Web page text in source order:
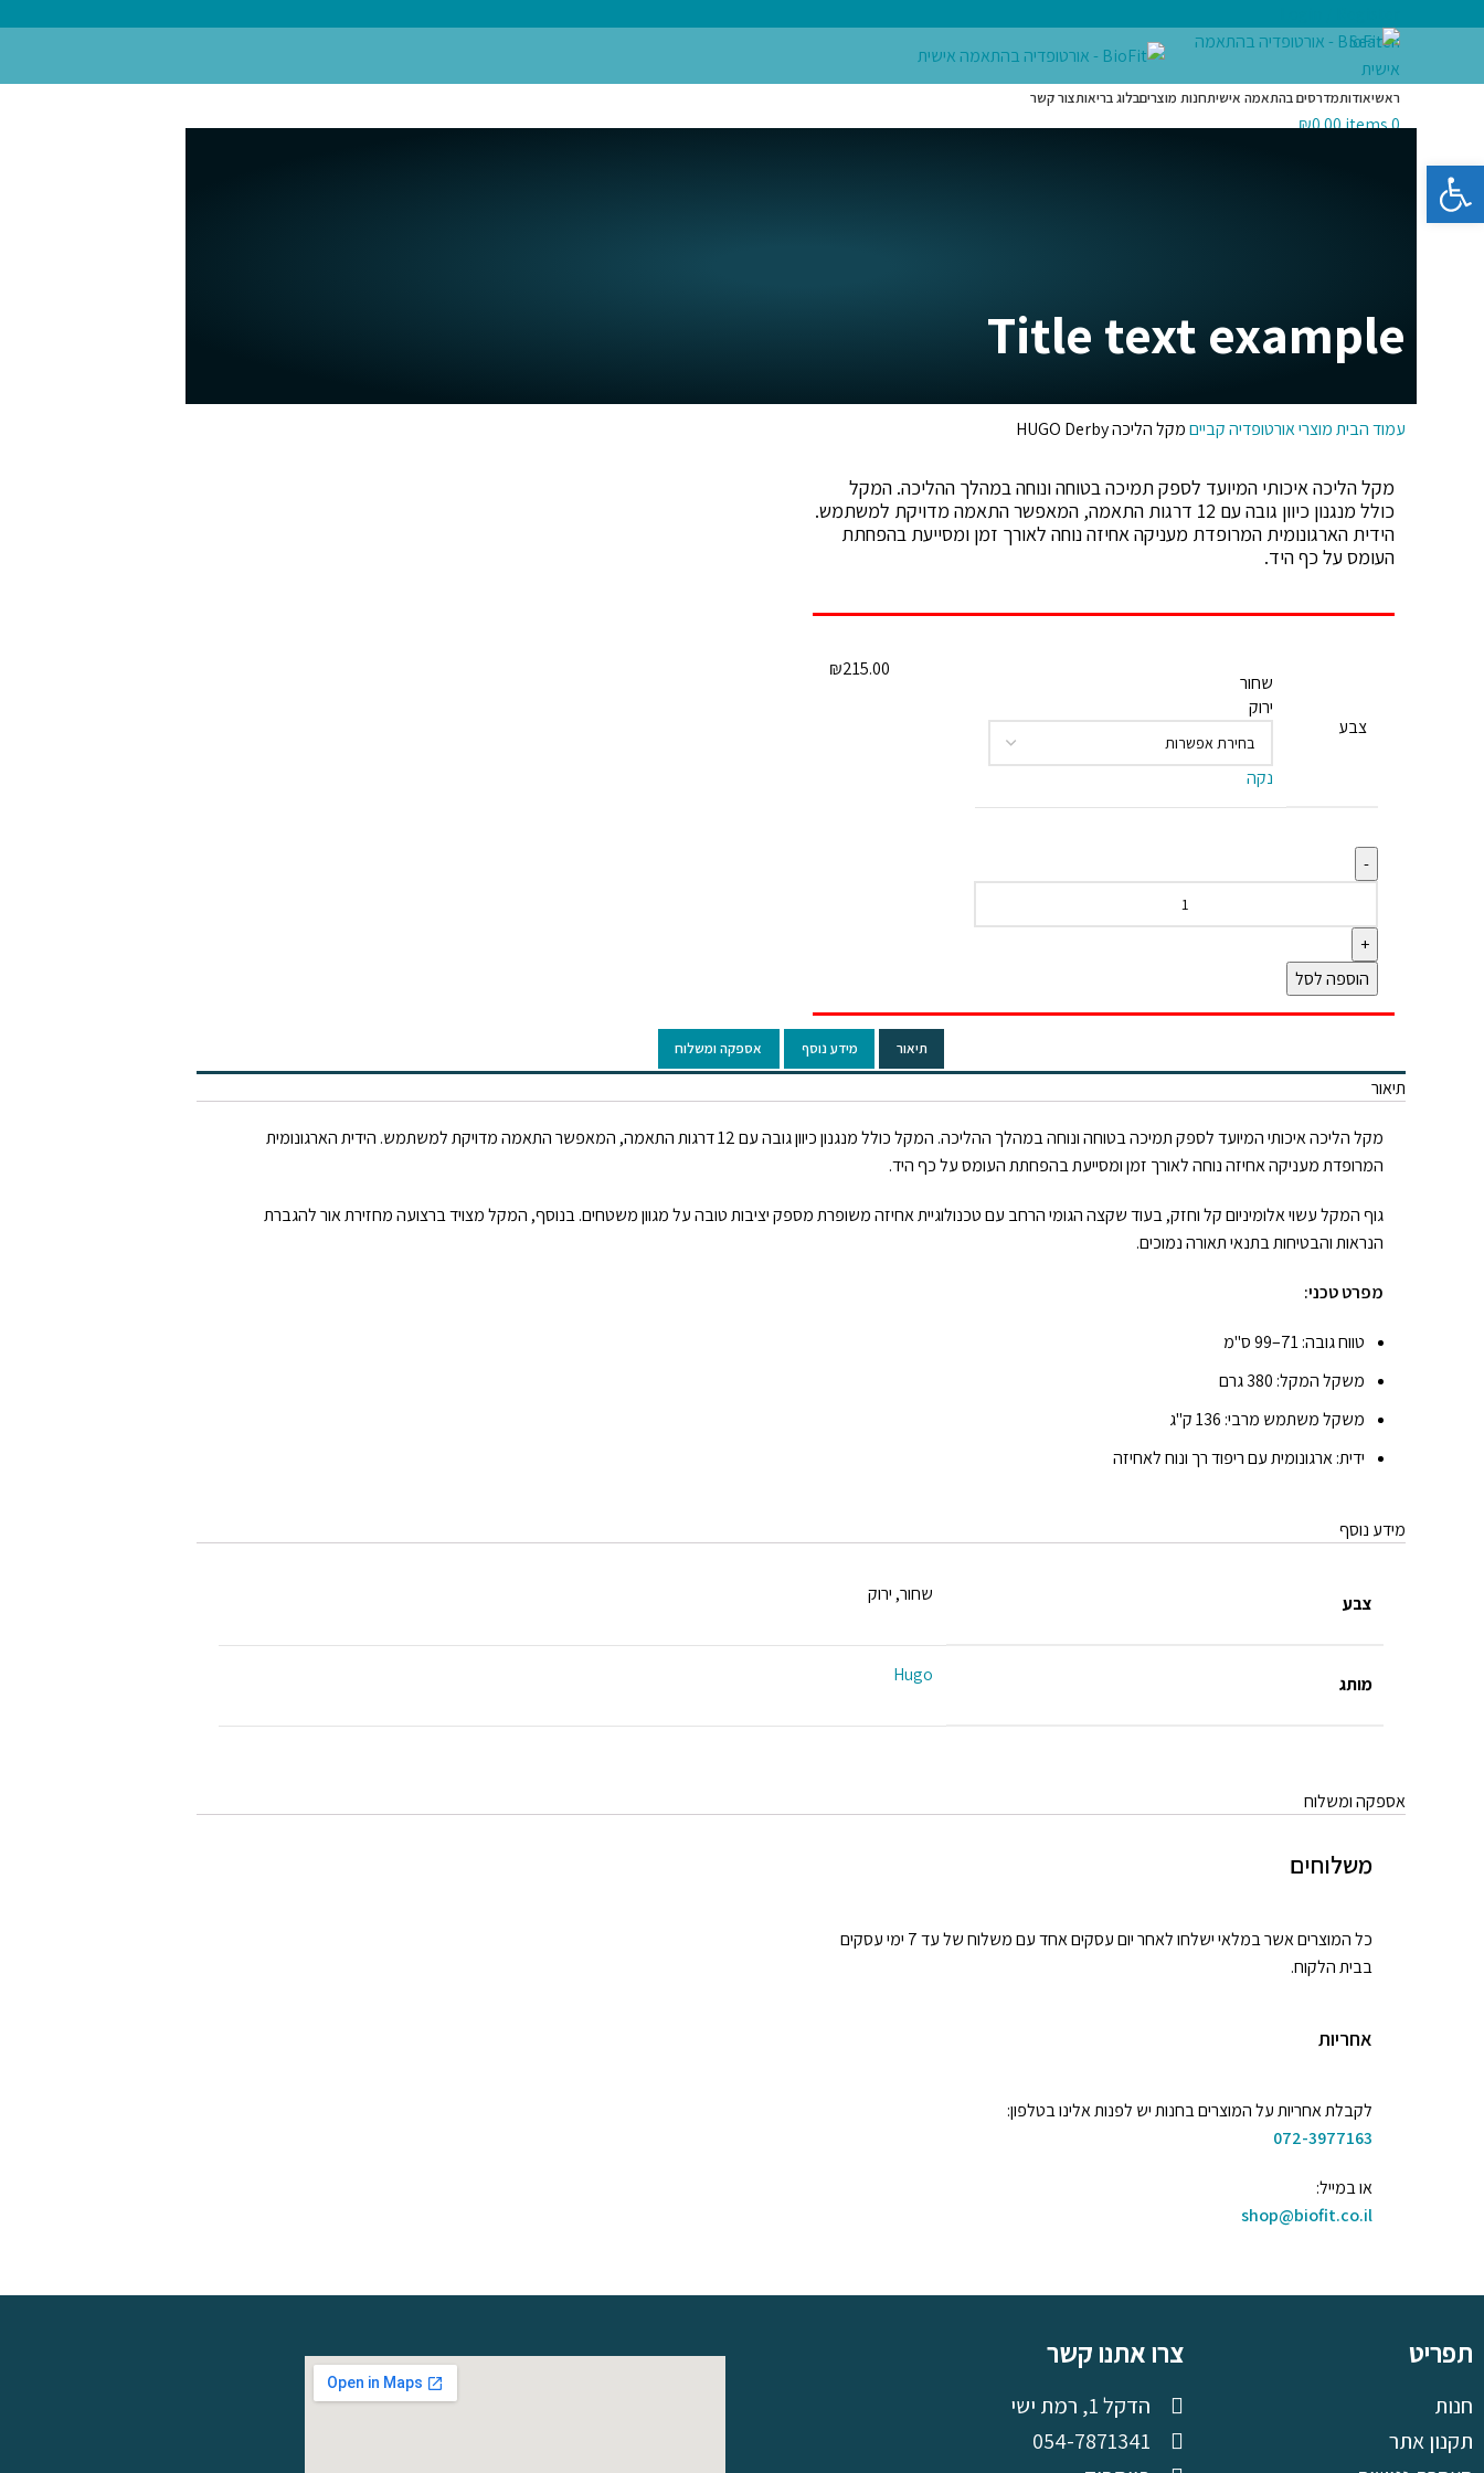
Search
ראשיאודותמדרסים בהתאמה אישיתחנות מוצריםבלוג בריאותצור קשר
0
items
₪0.00
Title text example
עמוד הביתמוצרי אורטופדיהקבייםמקל הליכה HUGO Derby
מקל הליכה איכותי המיועד לספק תמיכה בטוחה ונוחה במהלך ההליכה. המקל
כולל מנגנון כיוון גובה עם 12 דרגות התאמה, המאפשר התאמה מדויקת למשתמש.
הידית הארגונומית המרופדת מעניקה אחיזה נוחה לאורך זמן ומסייעת בהפחתת
העומס על כף היד.
צבע
שחור
ירוק
נקה
הוספה לסל
₪215.00
תיאור מידע נוסף אספקה ומשלוח
תיאור
מקל הליכה איכותי המיועד לספק תמיכה בטוחה ונוחה במהלך ההליכה. המקל כולל מנגנון כיוון גובה עם 12 דרגות התאמה, המאפשר התאמה מדויקת למשתמש. הידית הארגונומית
המרופדת מעניקה אחיזה נוחה לאורך זמן ומסייעת בהפחתת העומס על כף היד.
גוף המקל עשוי אלומיניום קל וחזק, בעוד שקצה הגומי הרחב עם טכנולוגיית אחיזה משופרת מספק יציבות טובה על מגוון משטחים. בנוסף, המקל מצויד ברצועה מחזירת אור להגברת
הנראות והבטיחות בתנאי תאורה נמוכים.
מפרט טכני:
טווח גובה: 71–99 ס"מ
משקל המקל: 380 גרם
משקל משתמש מרבי: 136 ק"ג
ידית: ארגונומית עם ריפוד רך ונוח לאחיזה
מידע נוסף
צבע שחור, ירוק
מותג Hugo
אספקה ומשלוח
משלוחים
כל המוצרים אשר במלאי ישלחו לאחר יום עסקים אחד עם משלוח של עד 7 ימי עסקים
בבית הלקוח.
אחריות
לקבלת אחריות על המוצרים בחנות יש לפנות אלינו בטלפון:
072-3977163
או במייל:
shop@biofit.co.il
תפריט
חנות
תקנון אתר
צרו אתנו קשר
הדקל 1, רמת ישי
054-7871341
פתח סרגל נגישות